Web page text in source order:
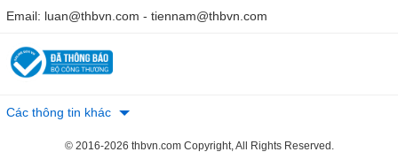
Email: luan@thbvn.com - tiennam@thbvn.com
Các thông tin khác
© 2016-2026 thbvn.com Copyright, All Rights Reserved.